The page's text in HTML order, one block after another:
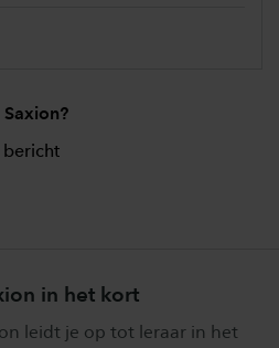
bericht
in het kort
leidt je op tot leraar in het